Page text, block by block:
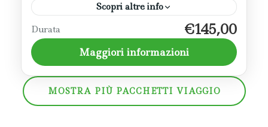
Scopri altre info
Regalati un'esperienza unica e
indimenticabile da vivere a contatto con la
natura umbra: l'adrenalina del rafting, una
passeggiata in mountain bike tra le gole del
nera...
Durata €145,00
Maggiori informazioni
MOSTRA PIÙ PACCHETTI VIAGGIO